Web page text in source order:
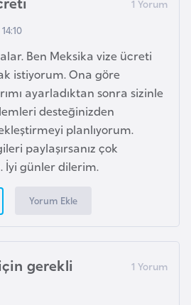
Ben Meksika vize ücreti
istiyorum. Ona göre
ayarladıktan sonra sizinle
desteğinizden
planlıyorum.
paylaşırsanız çok
İyi günler dilerim.
Yorum Ekle
gerekli